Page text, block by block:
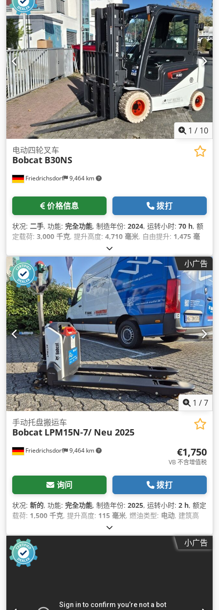
1 / 10
Friedrichsdorf 9,464 km
电动四轮叉车
Bobcat B30NS
价格信息 拨打
状况: 二手, 功能: 完全功能, 制造年份: 2024, 运转小时: 70 h, 额
定载荷: 3,000 千克, 提升高度: 4,710 毫米, 自由提升: 1,475 毫
三重式 (triplex)
毫米, 功率:16 千瓦 (21.75 马力), 叉架宽度:1,116 毫米, 叉长:
1,200 毫米, 空载重量: 4,850 千克, 总长度:2,520 毫米, 驱动类
型:Elektro, 施工宽度:1,244 毫米,
小广告
1 /7
Friedrichsdorf 9,464 km
手动托盘搬运车
Bobcat LPM15N-7/ Neu 2025
€1,750
VB 不含增值税
询问 拨打
状况: 新的, 功能: 完全功能, 制造年份: 2025, 运转小时: 2 h, 额定
载荷: 1,500 千克, 提升高度: 115 毫米, 燃油类型: 电动, 建筑高
1,150 毫米, 空载重量:
1,530 毫米, 驱动类型:Elektro, 施工宽度:540 毫米,
小广告